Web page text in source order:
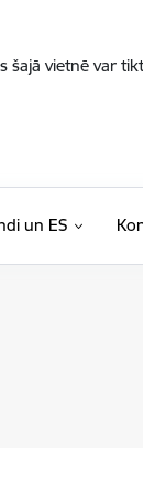
vietnē var
un ES